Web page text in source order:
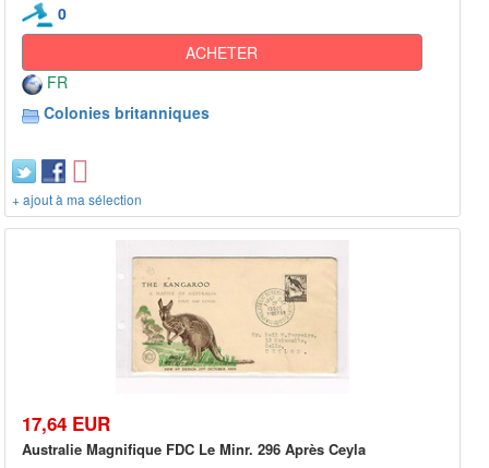
0
ACHETER
FR
Colonies britanniques
+ ajout à ma sélection
17,64 EUR
Australie Magnifique FDC Le Minr. 296 Après Ceyla